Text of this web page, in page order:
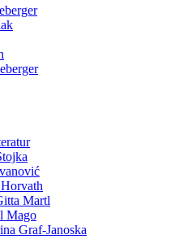
Martl
Mago
Graf-Janoska